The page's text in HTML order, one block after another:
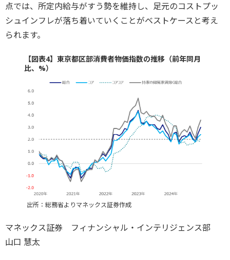
点では、所定内給与がすう勢を維持し、足元のコストプッ
シュインフレが落ち着いていくことがベストケースと考え
られます。
【図表4】東京都区部消費者物価指数の推移（前年同月
比、%）
出所：総務省よりマネックス証券作成
マネックス証券 フィナンシャル・インテリジェンス部
山口 慧太